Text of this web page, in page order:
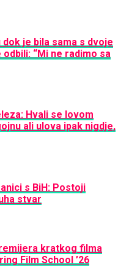
je bila sama s dvoje
“Mi ne radimo sa
Hvali se lovom
ali ulova ipak nigdje,
s BiH: Postoji
stvar
kratkog filma
Film School ’26